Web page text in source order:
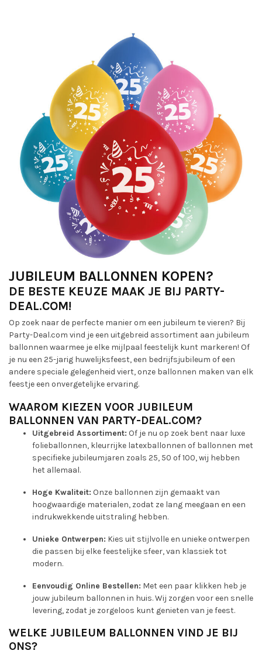
JUBILEUM BALLONNEN KOPEN?
DE BESTE KEUZE MAAK JE BIJ PARTY-
DEAL.COM!
Op zoek naar de perfecte manier om een jubileum te vieren? Bij
Party-Deal.com vind je een uitgebreid assortiment aan jubileum
ballonnen waarmee je elke mijlpaal feestelijk kunt markeren! Of
je nu een 25-jarig huwelijksfeest, een bedrijfsjubileum of een
andere speciale gelegenheid viert, onze ballonnen maken van elk
feestje een onvergetelijke ervaring.
WAAROM KIEZEN VOOR JUBILEUM
BALLONNEN VAN PARTY-DEAL.COM?
Uitgebreid Assortiment: Of je nu op zoek bent naar luxe
folieballonnen, kleurrijke latexballonnen of ballonnen met
specifieke jubileumjaren zoals 25, 50 of 100, wij hebben
het allemaal.
Hoge Kwaliteit: Onze ballonnen zijn gemaakt van
hoogwaardige materialen, zodat ze lang meegaan en een
indrukwekkende uitstraling hebben.
Unieke Ontwerpen: Kies uit stijlvolle en unieke ontwerpen
die passen bij elke feestelijke sfeer, van klassiek tot
modern.
Eenvoudig Online Bestellen: Met een paar klikken heb je
jouw jubileum ballonnen in huis. Wij zorgen voor een snelle
levering, zodat je zorgeloos kunt genieten van je feest.
WELKE JUBILEUM BALLONNEN VIND JE BIJ
ONS?